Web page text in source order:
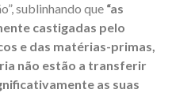
sublinhando que “as
castigadas pelo
e das matérias-primas,
não estão a transferir
as suas